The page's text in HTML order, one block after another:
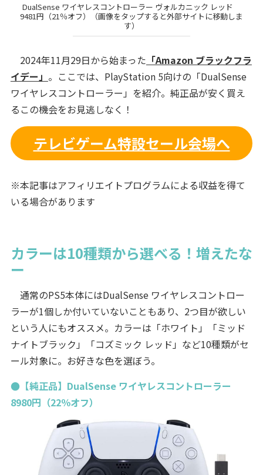
DualSense ワイヤレスコントローラー ヴォルカニック レッド
9481円（21％オフ）（画像をタップすると外部サイトに移動しま
す）
2024年11月29日から始まった 「Amazon ブラックフラ
イデー」 。ここでは、PlayStation 5向けの「DualSense
ワイヤレスコントローラー」を紹介。純正品が安く買え
るこの機会をお見逃しなく！
テレビゲーム特設セール会場へ
※本記事はアフィリエイトプログラムによる収益を得て
いる場合があります
カラーは10種類から選べる！増えたな
ー
通常のPS5本体にはDualSense ワイヤレスコントロー
ラーが1個しか付いていないこともあり、2つ目が欲しい
という人にもオススメ。カラーは「ホワイト」「ミッド
ナイトブラック」「コズミック レッド」など10種類がセ
ール対象に。お好きな色を選ぼう。
●【純正品】DualSense ワイヤレスコントローラー
8980円（22％オフ）